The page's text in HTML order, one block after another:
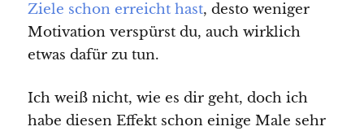
Ziele schon erreicht hast, desto weniger
Motivation verspürst du, auch wirklich
etwas dafür zu tun.
Ich weiß nicht, wie es dir geht, doch ich
habe diesen Effekt schon einige Male sehr